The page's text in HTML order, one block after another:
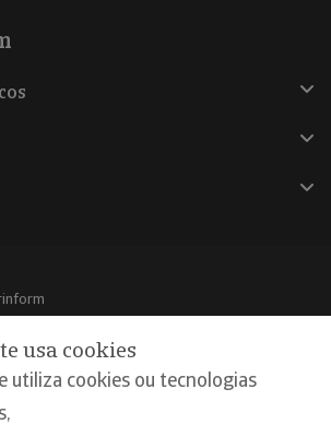
usa cookies
utiliza cookies ou tecnologias